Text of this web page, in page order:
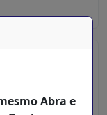
Abra e
Loja
Desconto é